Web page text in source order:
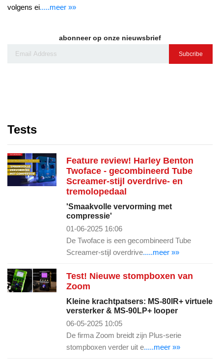
volgens ei.....meer »»
abonneer op onze nieuwsbrief
Subcribe
Tests
Feature review! Harley Benton
Twoface - gecombineerd Tube
Screamer-stijl overdrive- en
tremolopedaal
'Smaakvolle vervorming met
compressie'
01-06-2025 16:06
De Twoface is een gecombineerd Tube
Screamer-stijl overdrive.....meer »»
Test! Nieuwe stompboxen van
Zoom
Kleine krachtpatsers: MS-80IR+ virtuele
versterker & MS-90LP+ looper
06-05-2025 10:05
De firma Zoom breidt zijn Plus-serie
stompboxen verder uit e.....meer »»